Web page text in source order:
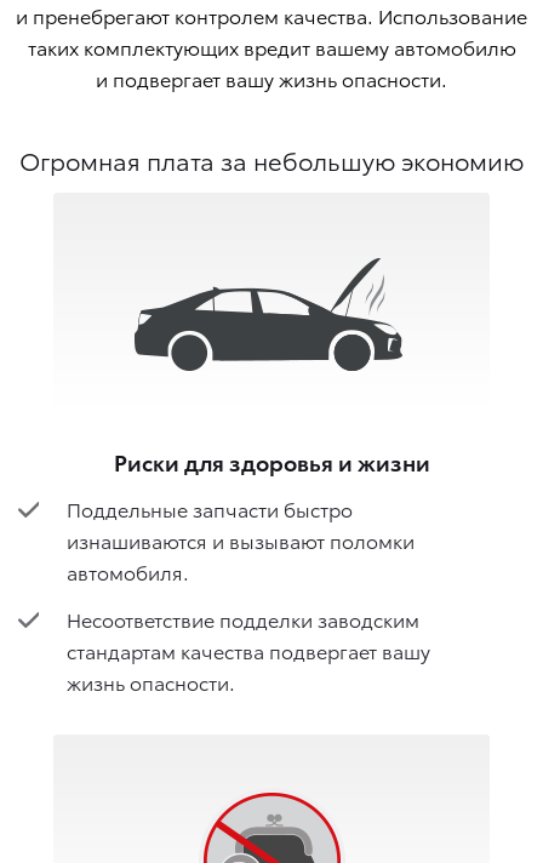
и пренебрегают контролем качества. Использование
таких комплектующих вредит вашему автомобилю
и подвергает вашу жизнь опасности.
Огромная плата за небольшую экономию
Риски для здоровья и жизни
Поддельные запчасти быстро
изнашиваются и вызывают поломки
автомобиля.
Несоответствие подделки заводским
стандартам качества подвергает вашу
жизнь опасности.